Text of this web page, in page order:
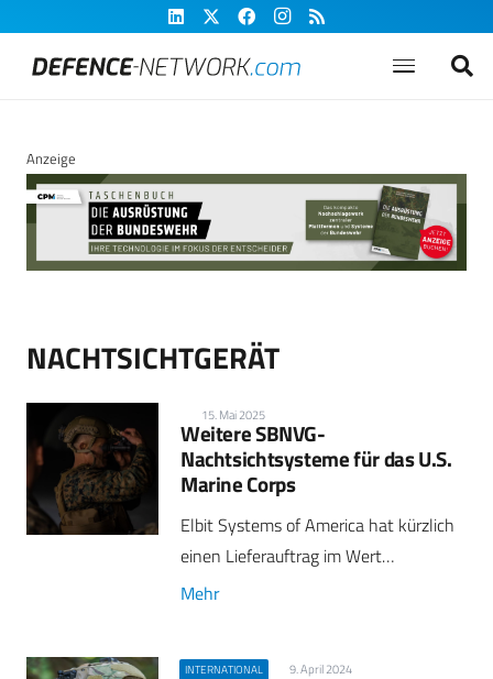
Anzeige
NACHTSICHTGERÄT
15. Mai 2025
Weitere SBNVG-
Nachtsichtsysteme für das U.S.
Marine Corps
Elbit Systems of America hat kürzlich
einen Lieferauftrag im Wert…
Mehr
INTERNATIONAL 9. April 2024